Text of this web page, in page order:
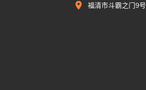
福清市斗霸之门9号